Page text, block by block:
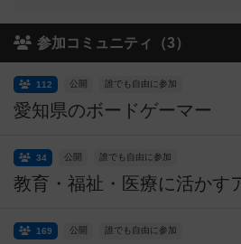
参加コミュニティ（3）
愛知県のボードゲーマー
公開 誰でも自由に参加
112
公開 誰でも自由に参加
34
公開 誰でも自由に参加
169